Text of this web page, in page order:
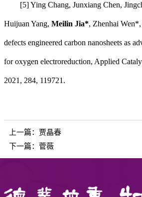
[5] Ying Chang, Junxiang Chen,
Huijuan Yang, Meilin Jia*, Zhenhai
defects engineered carbon nanosheets as
for oxygen electroreduction, Applied
2021, 284, 119721.
上一篇： 贾晶春
下一篇： 菅薇